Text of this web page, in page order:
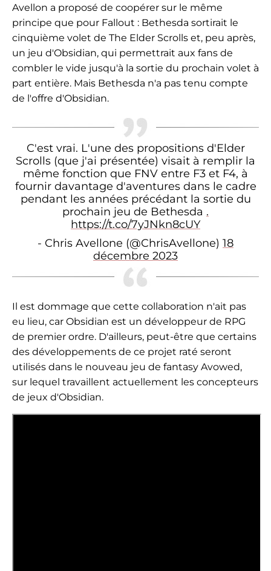
Avellon a proposé de coopérer sur le même
principe que pour Fallout : Bethesda sortirait le
cinquième volet de The Elder Scrolls et, peu après,
un jeu d'Obsidian, qui permettrait aux fans de
combler le vide jusqu'à la sortie du prochain volet à
part entière. Mais Bethesda n'a pas tenu compte
de l'offre d'Obsidian.
C'est vrai. L'une des propositions d'Elder
Scrolls (que j'ai présentée) visait à remplir la
même fonction que FNV entre F3 et F4, à
fournir davantage d'aventures dans le cadre
pendant les années précédant la sortie du
prochain jeu de Bethesda .
https://t.co/7yJNkn8cUY
- Chris Avellone (@ChrisAvellone) 18
décembre 2023
Il est dommage que cette collaboration n'ait pas
eu lieu, car Obsidian est un développeur de RPG
de premier ordre. D'ailleurs, peut-être que certains
des développements de ce projet raté seront
utilisés dans le nouveau jeu de fantasy Avowed,
sur lequel travaillent actuellement les concepteurs
de jeux d'Obsidian.